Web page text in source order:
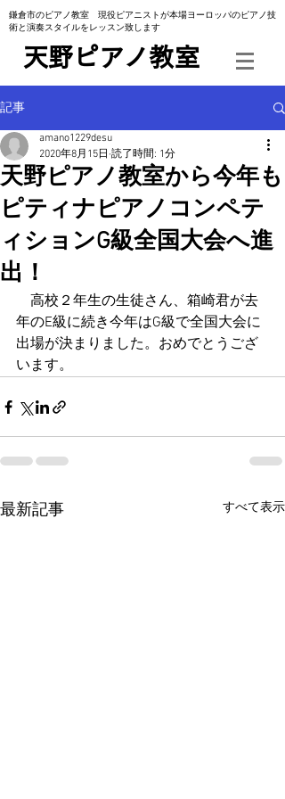
​鎌倉市のピアノ教室 現役ピアニストが本場ヨーロッパのピアノ技
術と演奏スタイルをレッスン致します
​天野ピアノ教室
記事
天野ピアノ教室から今年も
ピティナピアノコンペテ
ィションG級全国大会へ進
出！
amano1229desu
2020年8月15日 読了時間: 1分
高校２年生の生徒さん、箱崎君が去
年のE級に続き今年はG級で全国大会に
出場が決まりました。おめでとうござ
います。
最新記事 すべて表示